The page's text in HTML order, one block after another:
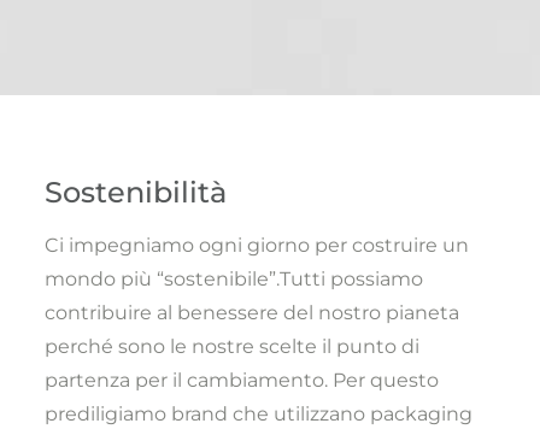
Sostenibilità
Ci impegniamo ogni giorno per costruire un
mondo più “sostenibile”.Tutti possiamo
contribuire al benessere del nostro pianeta
perché sono le nostre scelte il punto di
partenza per il cambiamento. Per questo
prediligiamo brand che utilizzano packaging